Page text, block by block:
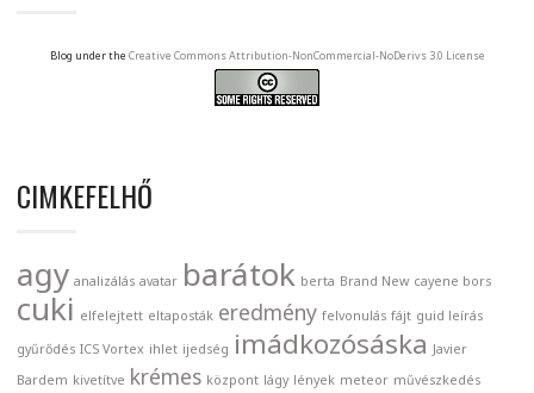
Blog under the Creative Commons Attribution-NonCommercial-NoDerivs 3.0 License
CIMKEFELHŐ
agy analizálás avatar barátok berta Brand New cayene bors
cuki elfelejtett eltaposták eredmény felvonulás fájt guid leírás
gyűrődés ICS Vortex ihlet ijedség imádkozósáska Javier
Bardem kivetítve krémes központ lágy lények meteor művészkedés